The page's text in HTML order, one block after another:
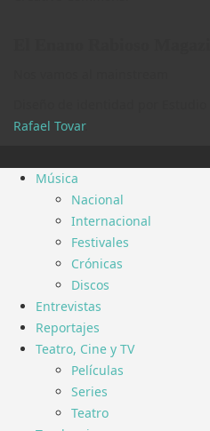
Rafael Tovar.
Música
Nacional
Internacional
Festivales
Crónicas
Discos
Entrevistas
Reportajes
Teatro, Cine y TV
Películas
Series
Teatro